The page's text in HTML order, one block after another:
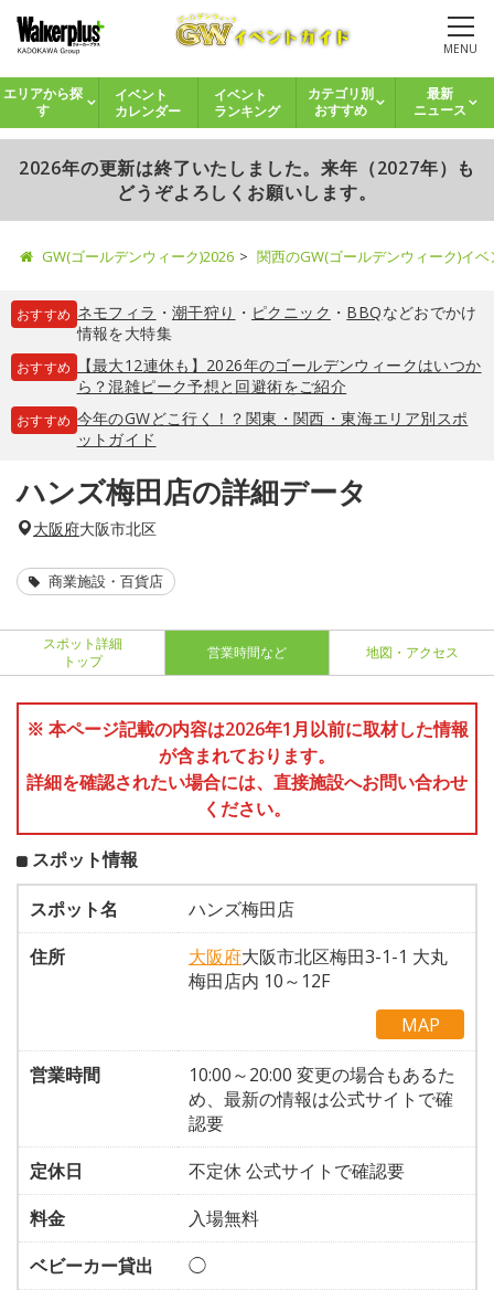
MENU
エリアから探
す
イベント
カレンダー
イベント
ランキング
カテゴリ別
おすすめ
最新
ニュース
2026年の更新は終了いたしました。来年（2027年）も
どうぞよろしくお願いします。
GW(ゴールデンウィーク)2026 関西のGW(ゴールデンウィーク)イ
おすすめ ネモフィラ ・ 潮干狩り ・ ピクニック ・ BBQなどおでかけ
情報を大特集
おすすめ
【最大12連休も】2026年のゴールデンウィークはいつか
ら？混雑ピーク予想と回避術をご紹介
おすすめ 今年のGWどこ行く！？関東・関西・東海エリア別スポ
ットガイド
ハンズ梅田店の詳細データ
大阪府大阪市北区
商業施設・百貨店
スポット詳細
トップ
営業時間など 地図・アクセス
※ 本ページ記載の内容は2026年1月以前に取材した情報
が含まれております。
詳細を確認されたい場合には、直接施設へお問い合わせ
ください。
スポット情報
スポット名
ハンズ梅田店
住所
大阪府大阪市北区梅田3-1-1 大丸
梅田店内 10～12F
MAP
営業時間
10:00～20:00 変更の場合もあるた
め、最新の情報は公式サイトで確
認要
定休日
不定休 公式サイトで確認要
料金
入場無料
ベビーカー貸出
◯